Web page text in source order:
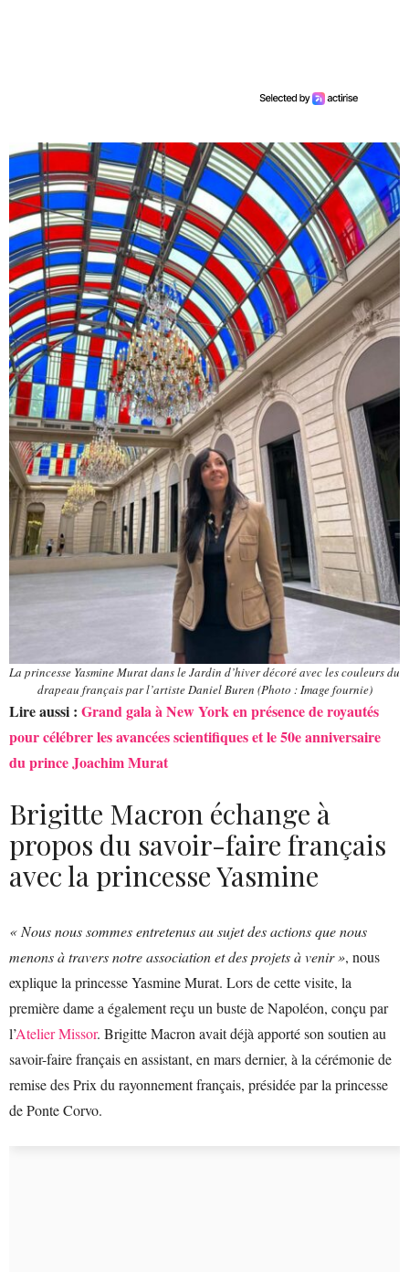
La princesse Yasmine Murat dans le Jardin d’hiver décoré avec les couleurs du
drapeau français par l’artiste Daniel Buren (Photo : Image fournie)
Lire aussi : Grand gala à New York en présence de royautés
pour célébrer les avancées scientifiques et le 50e anniversaire
du prince Joachim Murat
Brigitte Macron échange à
propos du savoir-faire français
avec la princesse Yasmine
« Nous nous sommes entretenus au sujet des actions que nous
menons à travers notre association et des projets à venir », nous
explique la princesse Yasmine Murat. Lors de cette visite, la
première dame a également reçu un buste de Napoléon, conçu par
l’Atelier Missor. Brigitte Macron avait déjà apporté son soutien au
savoir-faire français en assistant, en mars dernier, à la cérémonie de
remise des Prix du rayonnement français, présidée par la princesse
de Ponte Corvo.